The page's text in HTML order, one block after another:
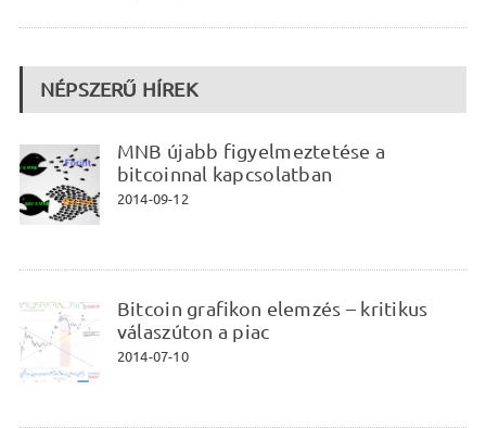
NÉPSZERŰ HÍREK
MNB újabb figyelmeztetése a
bitcoinnal kapcsolatban
2014-09-12
Bitcoin grafikon elemzés – kritikus
válaszúton a piac
2014-07-10